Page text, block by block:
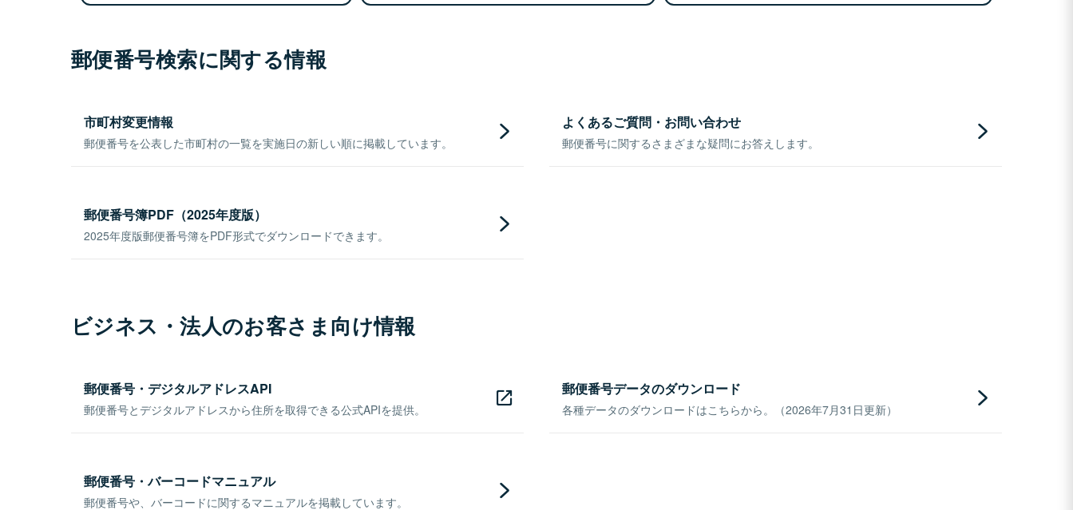
郵便番号検索に関する情報
市町村変更情報
郵便番号を公表した市町村の一覧を実施日の新しい順に掲載しています。
よくあるご質問・お問い合わせ
郵便番号に関するさまざまな疑問にお答えします。
郵便番号簿PDF（2025年度版）
2025年度版郵便番号簿をPDF形式でダウンロードできます。
ビジネス・法人のお客さま向け情報
郵便番号・デジタルアドレスAPI
郵便番号とデジタルアドレスから住所を取得できる公式APIを提供。
郵便番号データのダウンロード
各種データのダウンロードはこちらから。（2026年7月31日更新）
郵便番号・バーコードマニュアル
郵便番号や、バーコードに関するマニュアルを掲載しています。